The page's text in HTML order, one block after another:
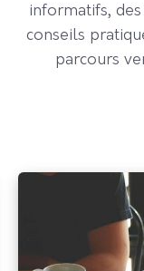
informatifs,
conseils
parcours